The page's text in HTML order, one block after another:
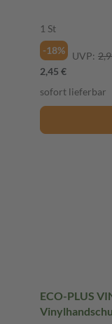
1 St
-18%
UVP:
2,45 €
sofort lieferbar
ECO-PLUS